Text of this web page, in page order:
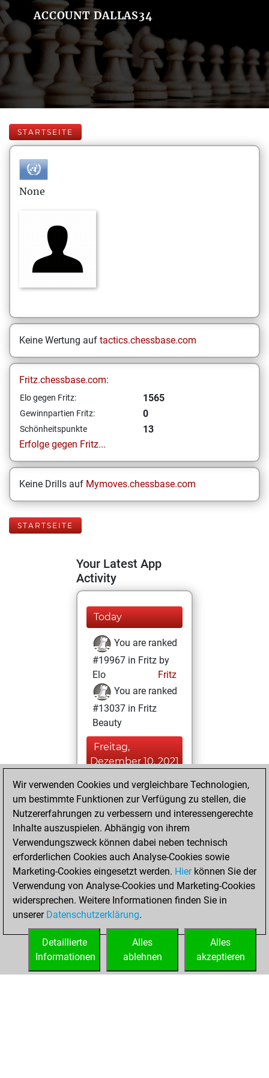
ACCOUNT DALLAS34
STARTSEITE
None
Keine Wertung auf tactics.chessbase.com
Fritz.chessbase.com:
Elo gegen Fritz: 1565
Gewinnpartien Fritz: 0
Schönheitspunkte
13
Erfolge gegen Fritz...
Keine Drills auf Mymoves.chessbase.com
STARTSEITE
Your Latest App
Activity
Today
You are ranked
#19967 in Fritz by
Elo
Fritz
You are ranked
#13037 in Fritz
Beauty
Freitag,
Dezember 10, 2021
You achieved a
BeautyScore of 13
Fritz
achieved a new Elo
of 1565
Dienstag,
November 9, 2021
You created
your Fritz account
Wir verwenden Cookies und vergleichbare Technologien,
um bestimmte Funktionen zur Verfügung zu stellen, die
Nutzererfahrungen zu verbessern und interessengerechte
Inhalte auszuspielen. Abhängig von ihrem
Verwendungszweck können dabei neben technisch
erforderlichen Cookies auch Analyse-Cookies sowie
Marketing-Cookies eingesetzt werden. Hierkönnen Sie der
Verwendung von Analyse-Cookies und Marketing-Cookies
widersprechen. Weitere Informationen finden Sie in
unserer Datenschutzerklärung.
Alles
akzeptieren
Alles
ablehnen
Detaillierte
Informationen